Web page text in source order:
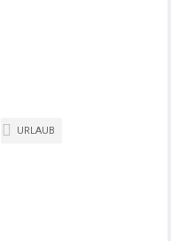
URLAUB